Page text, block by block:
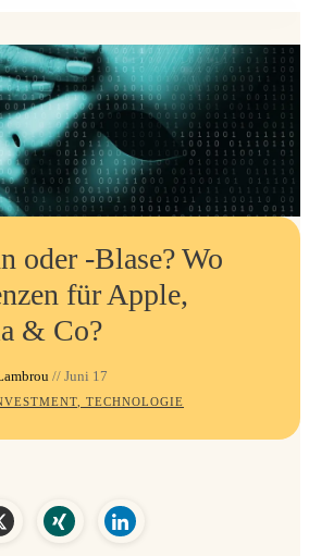
oder -Blase? Wo
für Apple,
& Co?
// Juni 17
TECHNOLOGIE